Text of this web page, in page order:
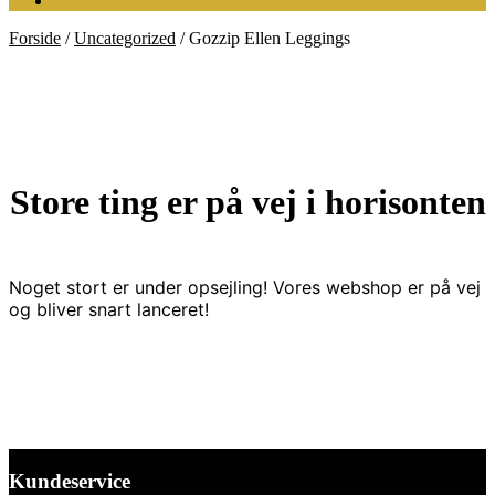
Forside /Uncategorized /Gozzip Ellen Leggings
Store ting er på vej i horisonten
Noget stort er under opsejling! Vores webshop er på vej
og bliver snart lanceret!
Kundeservice